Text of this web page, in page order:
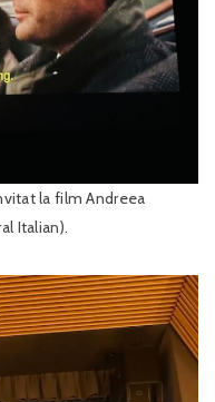
la film Andreea
Italian).